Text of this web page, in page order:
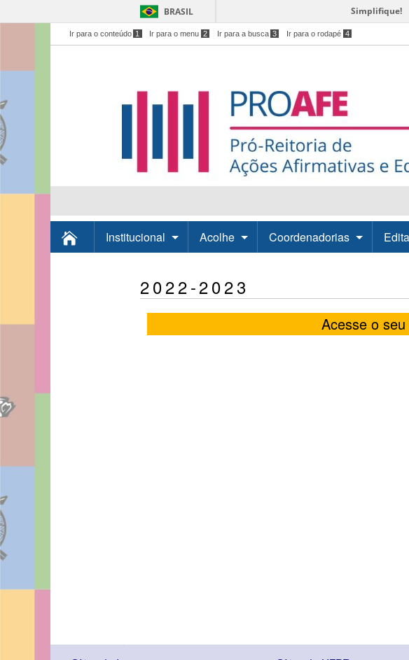
BRASIL Simplifique!
Ir para o conteúdo 1 Ir para o menu 2 Ir para a busca 3 Ir para o rodapé 4
Institucional Acolhe Coordenadorias
2022-2023
Acesse o